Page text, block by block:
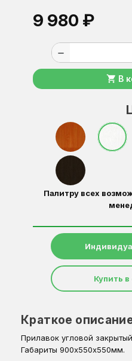
9 980 ₽
remove
shopping_cart В
Палитру всех
Купить
Краткое
Прилавок угловой
Габариты 900х550х550мм.